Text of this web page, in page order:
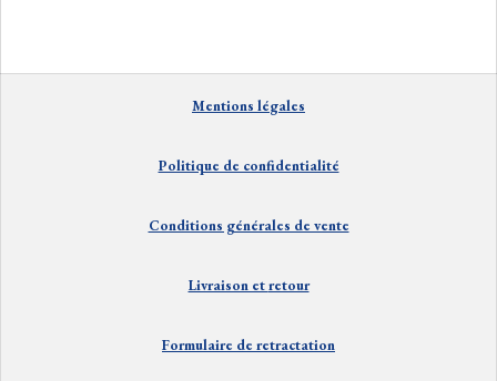
g
r
g
g
g
Mentions légales
Politique de confidentialité
Conditions générales de vente
Livraison etretour
Formulaire de retractation